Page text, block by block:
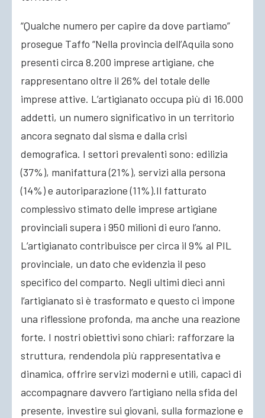
“Qualche numero per capire da dove partiamo”
prosegue Taffo “Nella provincia dell’Aquila sono
presenti circa 8.200 imprese artigiane, che
rappresentano oltre il 26% del totale delle
imprese attive. L’artigianato occupa più di 16.000
addetti, un numero significativo in un territorio
ancora segnato dal sisma e dalla crisi
demografica. I settori prevalenti sono: edilizia
(37%), manifattura (21%), servizi alla persona
(14%) e autoriparazione (11%).Il fatturato
complessivo stimato delle imprese artigiane
provinciali supera i 950 milioni di euro l’anno.
L’artigianato contribuisce per circa il 9% al PIL
provinciale, un dato che evidenzia il peso
specifico del comparto. Negli ultimi dieci anni
l’artigianato si è trasformato e questo ci impone
una riflessione profonda, ma anche una reazione
forte. I nostri obiettivi sono chiari: rafforzare la
struttura, rendendola più rappresentativa e
dinamica, offrire servizi moderni e utili, capaci di
accompagnare davvero l’artigiano nella sfida del
presente, investire sui giovani, sulla formazione e